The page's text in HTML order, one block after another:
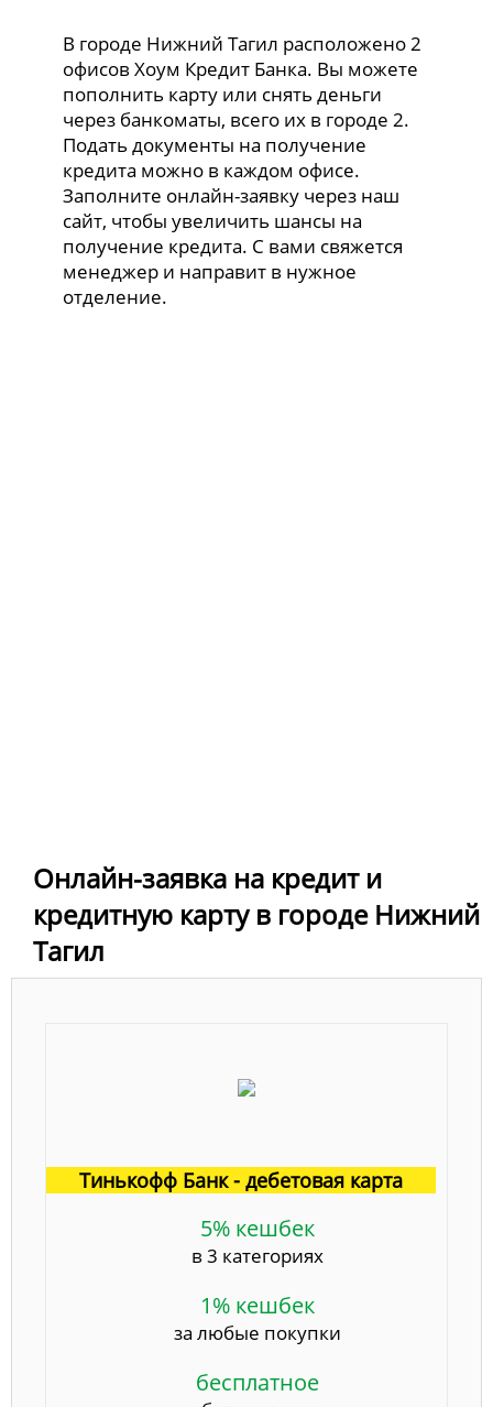
В городе Нижний Тагил расположено 2
офисов Хоум Кредит Банка. Вы можете
пополнить карту или снять деньги
через банкоматы, всего их в городе 2.
Подать документы на получение
кредита можно в каждом офисе.
Заполните онлайн-заявку через наш
сайт, чтобы увеличить шансы на
получение кредита. С вами свяжется
менеджер и направит в нужное
отделение.
Онлайн-заявка на кредит и
кредитную карту в городе Нижний
Тагил
Тинькофф Банк - дебетовая карта
5% кешбек
в 3 категориях
1% кешбек
за любые покупки
бесплатное